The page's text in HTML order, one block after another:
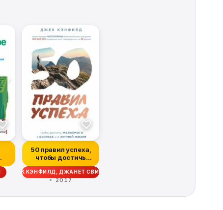
50 правил успеха,
чтобы достичь
желаемого в
бизнес...
ДЖЕК КЭНФИЛД, ДЖАНЕТ СВИТЦЕР
2017